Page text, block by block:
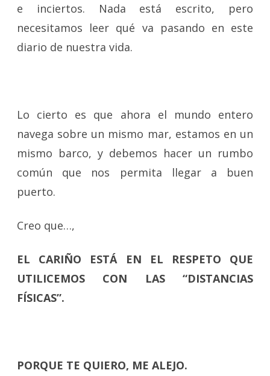
e inciertos. Nada está escrito, pero
necesitamos leer qué va pasando en este
diario de nuestra vida.
Lo cierto es que ahora el mundo entero
navega sobre un mismo mar, estamos en un
mismo barco, y debemos hacer un rumbo
común que nos permita llegar a buen
puerto.
Creo que…,
EL CARIÑO ESTÁ EN EL RESPETO QUE
UTILICEMOS CON LAS “DISTANCIAS
FÍSICAS”.
PORQUE TE QUIERO, ME ALEJO.